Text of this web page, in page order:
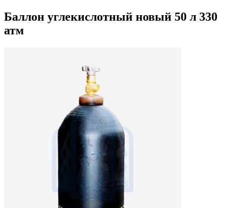
Баллон углекислотный новый 50 л 330
атм